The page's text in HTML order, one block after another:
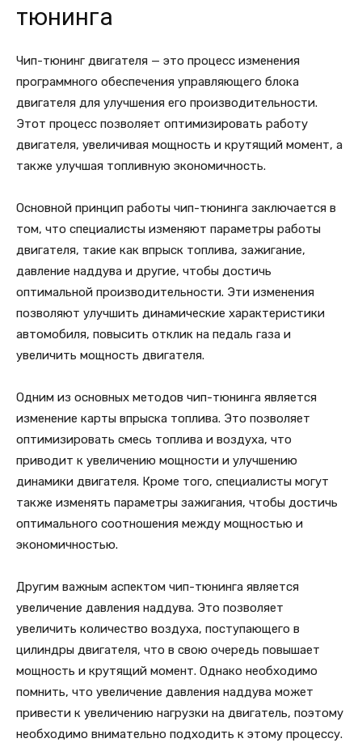
тюнинга
Чип-тюнинг двигателя — это процесс изменения
программного обеспечения управляющего блока
двигателя для улучшения его производительности.
Этот процесс позволяет оптимизировать работу
двигателя, увеличивая мощность и крутящий момент, а
также улучшая топливную экономичность.
Основной принцип работы чип-тюнинга заключается в
том, что специалисты изменяют параметры работы
двигателя, такие как впрыск топлива, зажигание,
давление наддува и другие, чтобы достичь
оптимальной производительности. Эти изменения
позволяют улучшить динамические характеристики
автомобиля, повысить отклик на педаль газа и
увеличить мощность двигателя.
Одним из основных методов чип-тюнинга является
изменение карты впрыска топлива. Это позволяет
оптимизировать смесь топлива и воздуха, что
приводит к увеличению мощности и улучшению
динамики двигателя. Кроме того, специалисты могут
также изменять параметры зажигания, чтобы достичь
оптимального соотношения между мощностью и
экономичностью.
Другим важным аспектом чип-тюнинга является
увеличение давления наддува. Это позволяет
увеличить количество воздуха, поступающего в
цилиндры двигателя, что в свою очередь повышает
мощность и крутящий момент. Однако необходимо
помнить, что увеличение давления наддува может
привести к увеличению нагрузки на двигатель, поэтому
необходимо внимательно подходить к этому процессу.